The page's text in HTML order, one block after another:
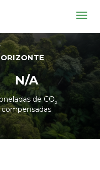
N/A
de CO²
compensadas